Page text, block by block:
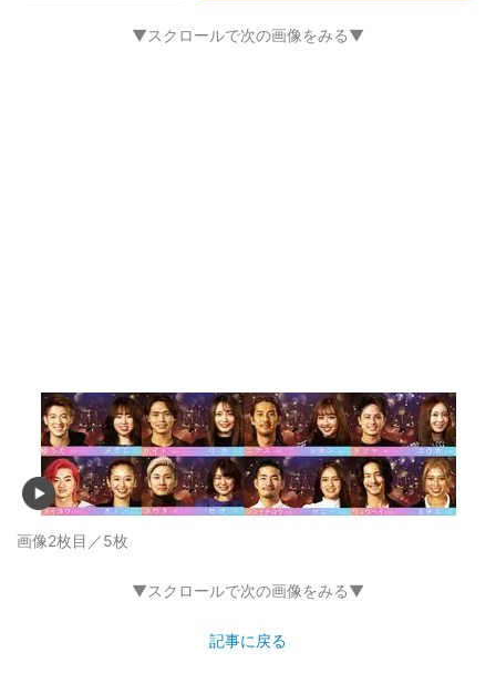
▼スクロールで次の画像をみる▼
画像2枚目／5枚
▼スクロールで次の画像をみる▼
記事に戻る